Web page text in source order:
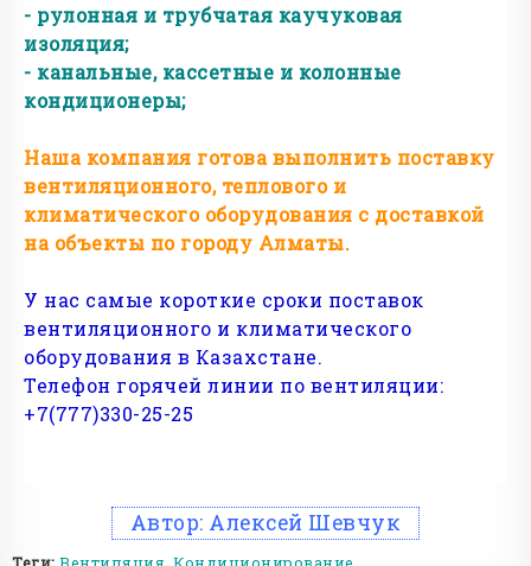
- рулонная и трубчатая каучуковая
изоляция;
- канальные, кассетные и колонные
кондиционеры;
Наша компания готова выполнить поставку
вентиляционного, теплового и
климатического оборудования с доставкой
на объекты по городу Алматы.
У нас самые короткие сроки поставок
вентиляционного и климатического
оборудования в Казахстане.
Телефон горячей линии по вентиляции:
+7(777)330-25-25
Автор: Алексей Шевчук
Теги: Вентиляция, Кондиционирование